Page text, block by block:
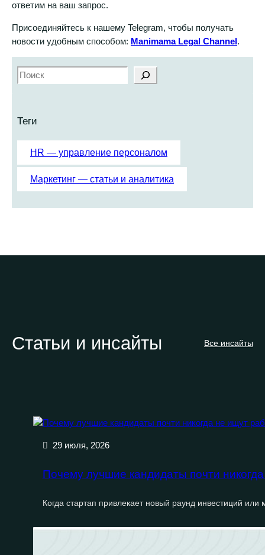
ответим на ваш запрос.
Присоединяйтесь к нашему Telegram, чтобы получать
новости удобным способом: Manimama Legal Channel .
S
e
c
h
Теги
HR — управление персоналом
Маркетинг — статьи и аналитика
Статьи и инсайты Все инсайты
29 июля, 2026
Почему лучшие кандидаты почти
Когда стартап привлекает новый раунд инвестиций